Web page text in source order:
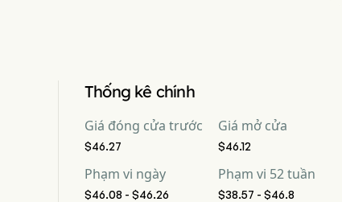
Thống kê chính
Giá đóng cửa trước
$46.27
Giá mở cửa
$46.12
Phạm vi ngày
$46.08 - $46.26
Phạm vi 52 tuần
$38.57 - $46.8